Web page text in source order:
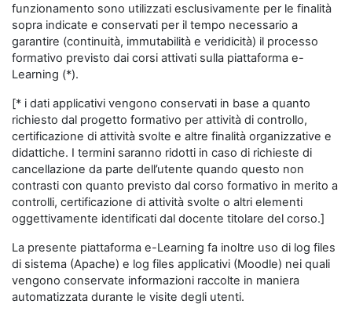
funzionamento sono utilizzati esclusivamente per le finalità
sopra indicate e conservati per il tempo necessario a
garantire (continuità, immutabilità e veridicità) il processo
formativo previsto dai corsi attivati sulla piattaforma e-
Learning (*).
[* i dati applicativi vengono conservati in base a quanto
richiesto dal progetto formativo per attività di controllo,
certificazione di attività svolte e altre finalità organizzative e
didattiche. I termini saranno ridotti in caso di richieste di
cancellazione da parte dell’utente quando questo non
contrasti con quanto previsto dal corso formativo in merito a
controlli, certificazione di attività svolte o altri elementi
oggettivamente identificati dal docente titolare del corso.]
La presente piattaforma e-Learning fa inoltre uso di log files
di sistema (Apache) e log files applicativi (Moodle) nei quali
vengono conservate informazioni raccolte in maniera
automatizzata durante le visite degli utenti.